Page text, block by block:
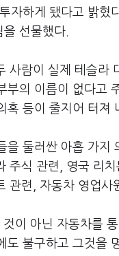
자하게 됐다고 밝혔
을 선물했다
사람이 실제 테슬라
부의 이름이 없다고
혹 등이 줄지어 터져
을 둘러싼 아홉 가지
주식 관련 영국 리
관련 자동차 영업사
이 아닌 자동차를
도 불구하고 그것을